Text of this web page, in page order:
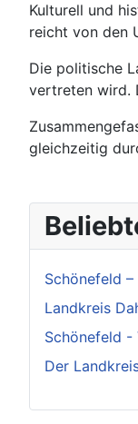
Kulturell und
reicht von den
Die politische
vertreten wird.
gleichzeitig
Schönefeld
Landkreis
Schönefeld -
Der